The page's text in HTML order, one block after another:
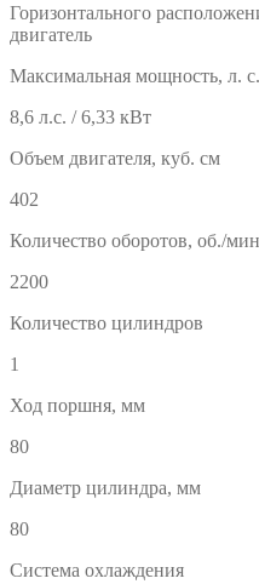
Горизонтального
двигатель
Максимальная мощность, л. с.
8,6 л.с. / 6,33 кВт
Объем двигателя, куб. см
402
Количество оборотов, об./
2200
Количество цилиндров
1
Ход поршня, мм
80
Диаметр цилиндра, мм
80
Система охлаждения